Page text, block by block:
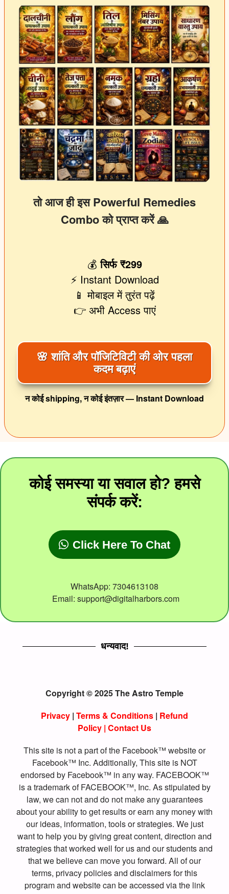
तो आज ही इस Powerful Remedies
Combo को प्राप्त करें 🙏
💰सिर्फ ₹299
⚡ Instant Download
📱 मोबाइल में तुरंत पढ़ें
👉 अभी Access पाएं
🌸 शांति और पॉजिटिविटी की ओर पहला
कदम बढ़ाएं
न कोई shipping, न कोई इंतज़ार — Instant Download
कोई समस्या या सवाल हो? हमसे
संपर्क करें:
Click Here To Chat
WhatsApp: 7304613108
Email: support@digitalharbors.com
धन्यवाद!
Copyright © 2025 The Astro Temple
Privacy | Terms & Conditions | Refund
Policy | Contact Us
This site is not a part of the Facebook™ website or
Facebook™ Inc. Additionally, This site is NOT
endorsed by Facebook™ in any way. FACEBOOK™
is a trademark of FACEBOOK™, Inc. As stipulated by
law, we can not and do not make any guarantees
about your ability to get results or earn any money with
our ideas, information, tools or strategies. We just
want to help you by giving great content, direction and
strategies that worked well for us and our students and
that we believe can move you forward. All of our
terms, privacy policies and disclaimers for this
program and website can be accessed via the link